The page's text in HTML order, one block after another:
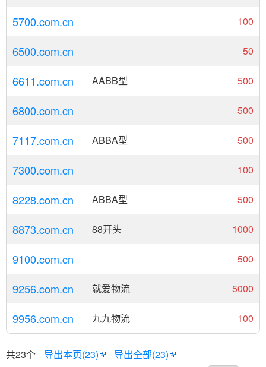
5700.com.cn 100
6500.com.cn 50
6611.com.cn AABB型 500
6800.com.cn 500
7117.com.cn ABBA型 500
7300.com.cn 100
8228.com.cn ABBA型 500
8873.com.cn 88开头 1000
9100.com.cn 500
9256.com.cn 就爱物流 5000
9956.com.cn 九九物流 100
共23个 导出本页(23)
导出全部(23)